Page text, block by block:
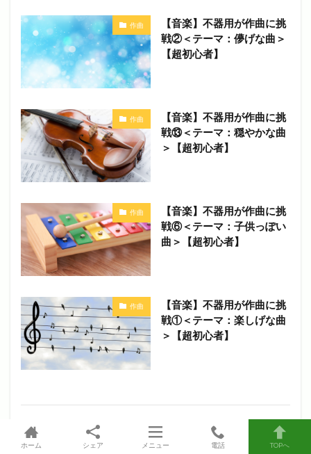
作曲
【音楽】不器用が作曲に挑
戦②＜テーマ：儚げな曲＞
【超初心者】
作曲
【音楽】不器用が作曲に挑
戦⑬＜テーマ：穏やかな曲
＞【超初心者】
作曲
【音楽】不器用が作曲に挑
戦⑥＜テーマ：子供っぽい
曲＞【超初心者】
作曲
【音楽】不器用が作曲に挑
戦①＜テーマ：楽しげな曲
＞【超初心者】
コメントを書く
メールアドレスが公開されることはありません。 ※が付いている欄は必
ホーム シェア メニュー 電話 TOPへ